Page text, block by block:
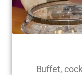
Buffet,